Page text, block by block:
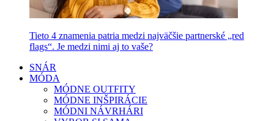
Tieto 4 znamenia patria medzi najväčšie partnerské „red
flags“. Je medzi nimi aj to vaše?
SNÁR
MÓDA
MÓDNE OUTFITY
MÓDNE INŠPIRÁCIE
MÓDNI NÁVRHÁRI